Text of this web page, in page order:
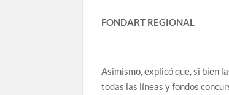
FONDART REGIONAL
Asimismo, explicó que, si bien
todas las líneas y fondos